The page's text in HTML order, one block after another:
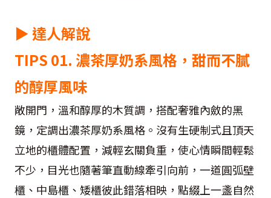
▶ 達人解說
TIPS 01. 濃茶厚奶系風格，甜而不膩
的醇厚風味
敞開門，溫和醇厚的木質調，搭配奢雅內斂的黑
鏡，定調出濃茶厚奶系風格。沒有生硬制式且頂天
立地的櫃體配置，減輕玄關負重，使心情瞬間輕鬆
不少，目光也隨著筆直動線牽引向前，一道圓弧壁
櫃、中島櫃、矮櫃彼此錯落相映，點綴上一盞自然